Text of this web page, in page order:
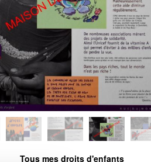
Tous mes droits d'enfants